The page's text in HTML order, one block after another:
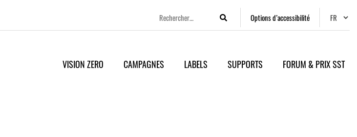
Rechercher Options d’accessibilité
VISION ZERO CAMPAGNES LABELS SUPPORTS FORUM & PRIX SST